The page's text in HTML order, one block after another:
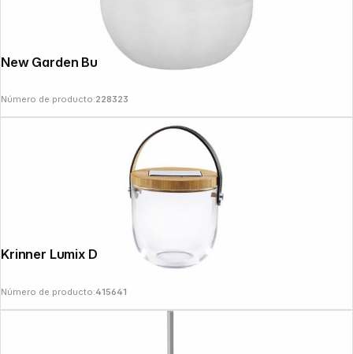
New Garden Buly 30 Cable warm light
Número de producto:228323
Krinner Lumix Deco Glass Basic
Número de producto:415641
Follow us on